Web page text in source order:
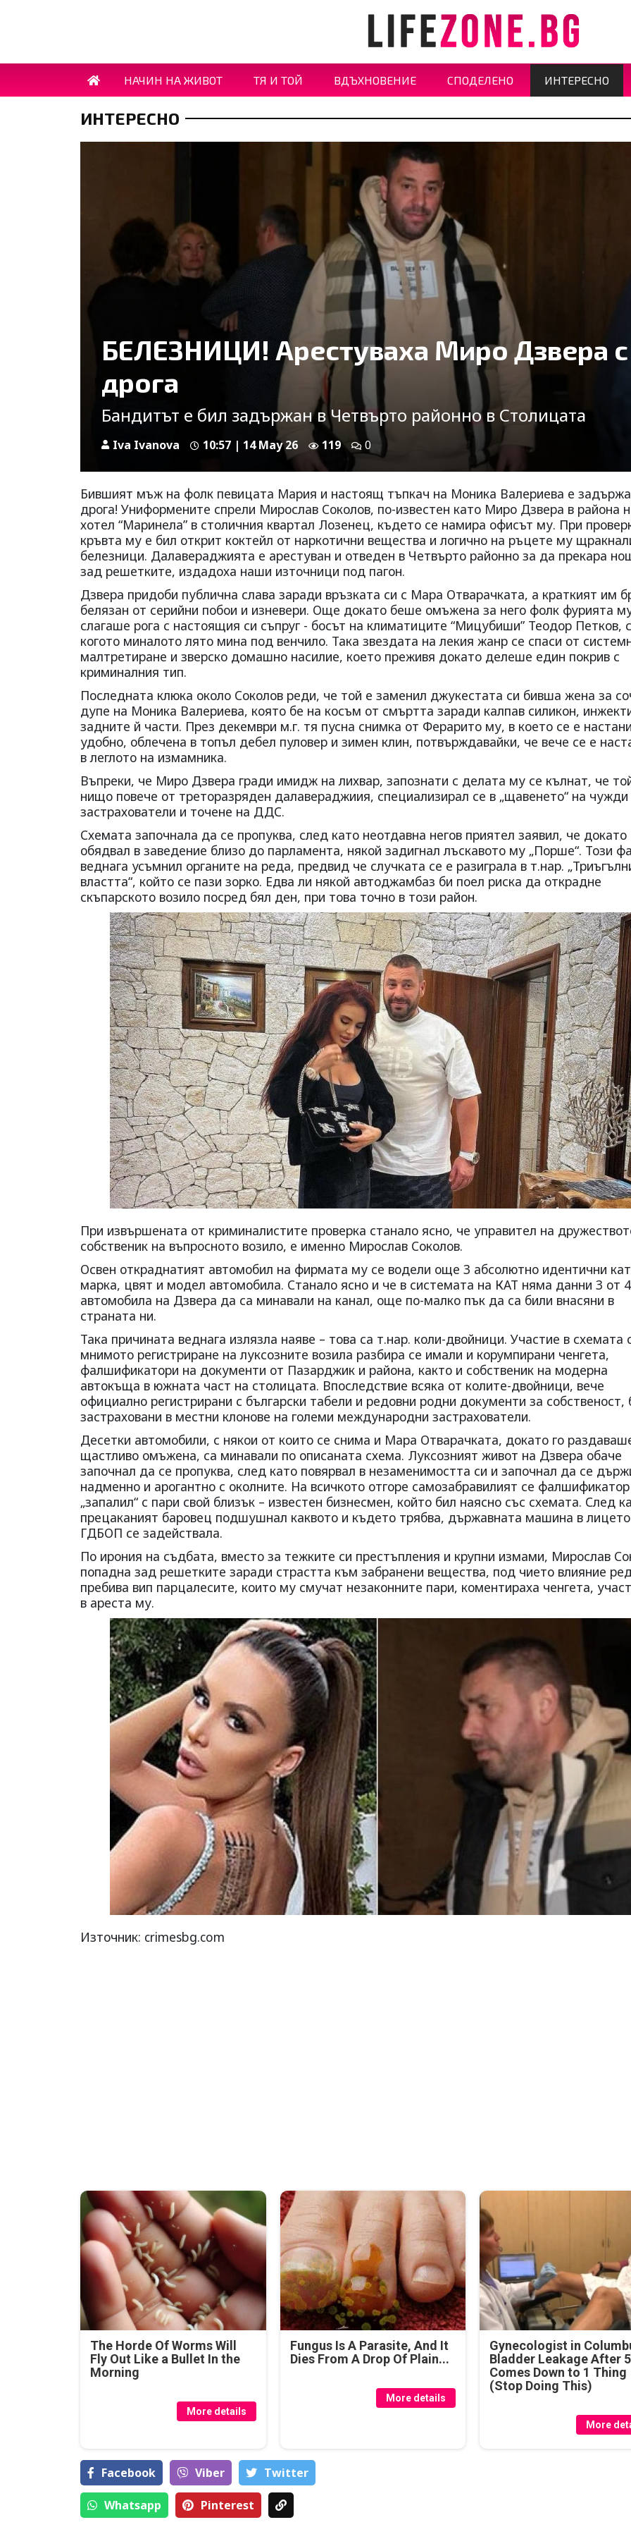
НАЧИН НА ЖИВОТ ТЯ И ТОЙ ВДЪХНОВЕНИЕ СПОДЕЛЕНО ИНТЕРЕСНО
ИНТЕРЕСНО
БЕЛЕЗНИЦИ! Арестуваха Миро Дзвера с
дрога
Бандитът е бил задържан в Четвърто районно в Столицата
Iva Ivanova 10:57 | 14 May 26 119 0
Бившият мъж на фолк певицата Мария и настоящ тъпкач на Моника Валериева е
дрога! Униформените спрели Мирослав Соколов, по-известен като Миро Дзвера в района
хотел “Маринела” в столичния квартал Лозенец, където се намира офисът му. При
кръвта му е бил открит коктейл от наркотични вещества и логично на ръцете му
белезници. Далавераджията е арестуван и отведен в Четвърто районно за да прекара
зад решетките, издадоха наши източници под пагон.
Дзвера придоби публична слава заради връзката си с Мара Отварачката, а краткият им
белязан от серийни побои и изневери. Още докато беше омъжена за него фолк фурията
слагаше рога с настоящия си съпруг - босът на климатиците “Мицубиши” Теодор Петков, с
когото миналото лято мина под венчило. Така звездата на лекия жанр се спаси от
малтретиране и зверско домашно насилие, което преживя докато делеше един покрив с
криминалния тип.
Последната клюка около Соколов реди, че той е заменил джукестата си бивша жена за
дупе на Моника Валериева, която бе на косъм от смъртта заради калпав силикон,
задните й части. През декември м.г. тя пусна снимка от Ферарито му, в което се е
удобно, облечена в топъл дебел пуловер и зимен клин, потвърждавайки, че вече се е
в леглото на измамника.
Въпреки, че Миро Дзвера гради имидж на лихвар, запознати с делата му се кълнат, че
нищо повече от треторазряден далавераджиия, специализирал се в „щавенето“ на чужди
застрахователи и точене на ДДС.
Схемата започнала да се пропуква, след като неотдавна негов приятел заявил, че докато
обядвал в заведение близо до парламента, някой задигнал лъскавото му „Порше“. Този
веднага усъмнил органите на реда, предвид че случката се е разиграла в т.нар.
властта“, който се пази зорко. Едва ли някой автоджамбаз би поел риска да открадне
скъпарското возило посред бял ден, при това точно в този район.
При извършената от криминалистите проверка станало ясно, че управител на
собственик на въпросното возило, е именно Мирослав Соколов.
Освен откраднатият автомобил на фирмата му се водели още 3 абсолютно идентични
марка, цвят и модел автомобила. Станало ясно и че в системата на КАТ няма данни 3 от
автомобила на Дзвера да са минавали на канал, още по-малко пък да са били внасяни в
страната ни.
Така причината веднага излязла наяве – това са т.нар. коли-двойници. Участие в схемата
мнимото регистриране на луксозните возила разбира се имали и корумпирани ченгета,
фалшификатори на документи от Пазарджик и района, както и собственик на модерна
автокъща в южната част на столицата. Впоследствие всяка от колите-двойници, вече
официално регистрирани с български табели и редовни родни документи за собственост,
застраховани в местни клонове на големи международни застрахователи.
Десетки автомобили, с някои от които се снима и Мара Отварачката, докато го
щастливо омъжена, са минавали по описаната схема. Луксозният живот на Дзвера обаче
започнал да се пропуква, след като повярвал в незаменимостта си и започнал да се
надменно и арогантно с околните. На всичкото отгоре самозабравилият се фалшификатор
„запалил“ с пари свой близък – известен бизнесмен, който бил наясно със схемата. След
прецаканият баровец подшушнал каквото и където трябва, държавната машина в
ГДБОП се задействала.
По ирония на съдбата, вместо за тежките си престъпления и крупни измами, Мирослав
попадна зад решетките заради страстта към забранени вещества, под чието влияние
пребива вип парцалесите, които му смучат незаконните пари, коментираха ченгета,
в ареста му.
Източник: crimesbg.com
The Horde Of Worms Will
Fly Out Like a Bullet In the
Morning
More details
Fungus Is A Parasite, And It
Dies From A Drop Of Plain...
More details
Gynecologist in
Bladder Leakage After
Comes Down to 1 Thing
(Stop Doing This)
More
Facebook Viber Тwitter
Whatsapp Pinterest